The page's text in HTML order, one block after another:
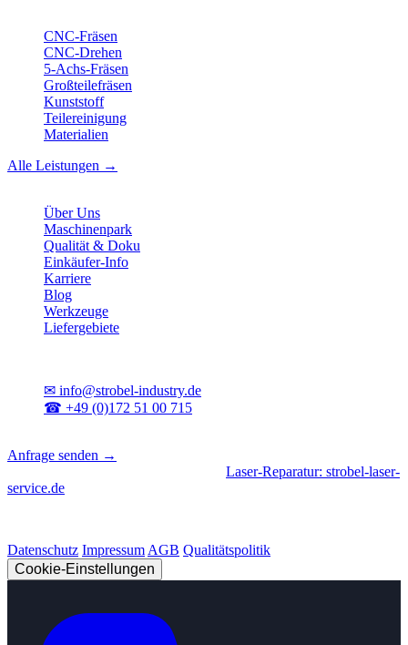
CNC-Fräsen
CNC-Drehen
5-Achs-Fräsen
Großteilefräsen
Kunststoff
Teilereinigung
Materialien
Alle Leistungen →
Über Uns
Maschinenpark
Qualität & Doku
Einkäufer-Info
Karriere
Blog
Werkzeuge
Liefergebiete
✉ info@strobel-industry.de
☎ +49 (0)172 51 00 715
Anfrage senden →
Laser-Reparatur: strobel-laser-
service.de
Datenschutz ImpressumAGB Qualitätspolitik
Cookie-Einstellungen